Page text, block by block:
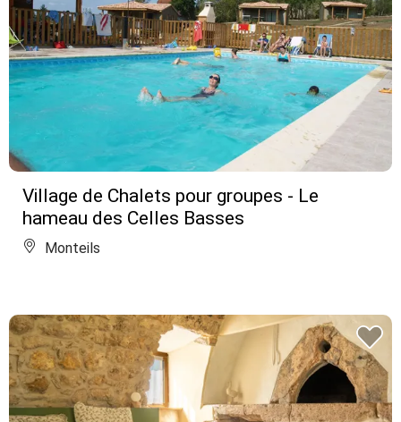
Village de Chalets pour groupes - Le
hameau des Celles Basses
Monteils